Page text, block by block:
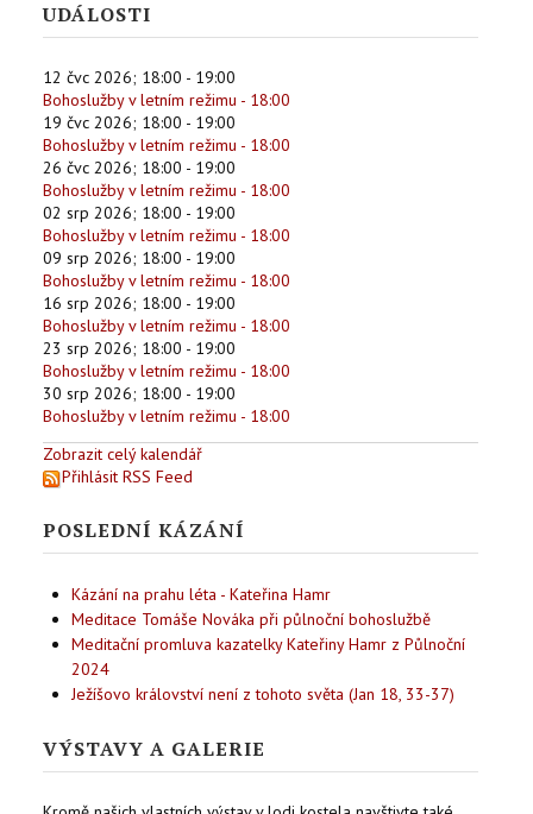
UDÁLOSTI
12 čvc 2026; 18:00 - 19:00
Bohoslužby v letním režimu - 18:00
19 čvc 2026; 18:00 - 19:00
Bohoslužby v letním režimu - 18:00
26 čvc 2026; 18:00 - 19:00
Bohoslužby v letním režimu - 18:00
02 srp 2026; 18:00 - 19:00
Bohoslužby v letním režimu - 18:00
09 srp 2026; 18:00 - 19:00
Bohoslužby v letním režimu - 18:00
16 srp 2026; 18:00 - 19:00
Bohoslužby v letním režimu - 18:00
23 srp 2026; 18:00 - 19:00
Bohoslužby v letním režimu - 18:00
30 srp 2026; 18:00 - 19:00
Bohoslužby v letním režimu - 18:00
Zobrazit celý kalendář
Přihlásit RSS Feed
POSLEDNÍ KÁZÁNÍ
Kázání na prahu léta - Kateřina Hamr
Meditace Tomáše Nováka při půlnoční bohoslužbě
Meditační promluva kazatelky Kateřiny Hamr z Půlnoční
2024
Ježíšovo království není z tohoto světa (Jan 18, 33-37)
VÝSTAVY A GALERIE